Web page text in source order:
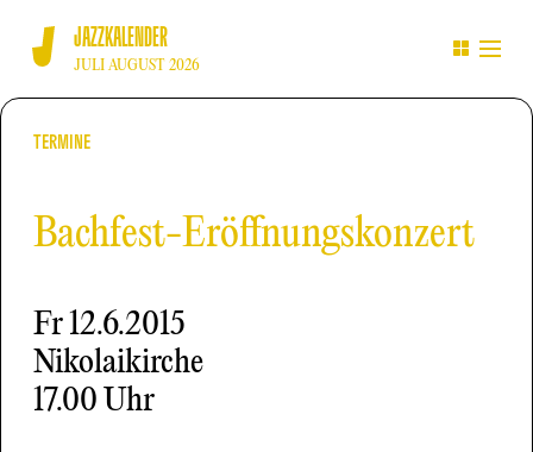
JAZZKALENDER
JULI AUGUST 2026
TERMINE
Bachfest-Eröffnungskonzert
Fr12.6.2015
Nikolaikirche
17.00 Uhr